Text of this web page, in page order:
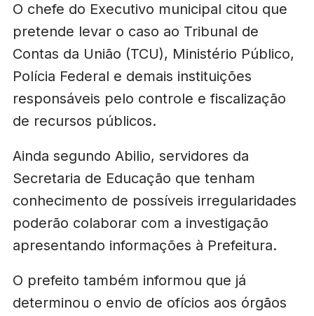
O chefe do Executivo municipal citou que
pretende levar o caso ao Tribunal de
Contas da União (TCU), Ministério Público,
Polícia Federal e demais instituições
responsáveis pelo controle e fiscalização
de recursos públicos.
Ainda segundo Abilio, servidores da
Secretaria de Educação que tenham
conhecimento de possíveis irregularidades
poderão colaborar com a investigação
apresentando informações à Prefeitura.
O prefeito também informou que já
determinou o envio de ofícios aos órgãos